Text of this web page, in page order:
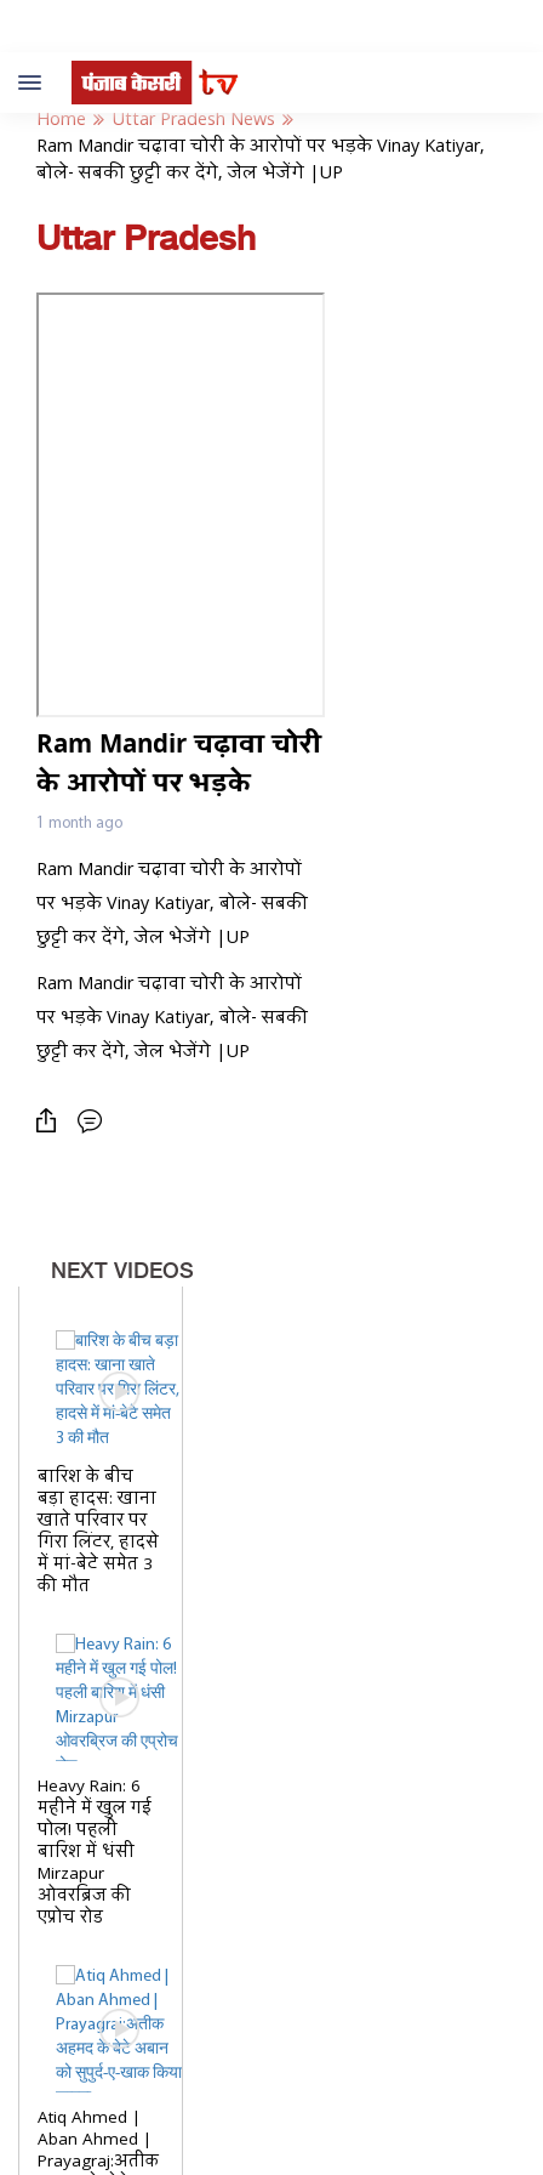
Toggle
navigation
Home
Uttar Pradesh News
Ram Mandir चढ़ावा चोरी के आरोपों पर भड़के Vinay Katiyar,
बोले- सबकी छुट्टी कर देंगे, जेल भेजेंगे |UP
Uttar Pradesh
Ram Mandir चढ़ावा चोरी
के आरोपों पर भड़के
Vinay Katiyar, बोले-
सबकी छुट्टी कर देंगे, जेल
भेजेंगे |UP
1 month ago
Ram Mandir चढ़ावा चोरी के आरोपों
पर भड़के Vinay Katiyar, बोले- सबकी
छुट्टी कर देंगे, जेल भेजेंगे |UP
Ram Mandir चढ़ावा चोरी के आरोपों
पर भड़के Vinay Katiyar, बोले- सबकी
छुट्टी कर देंगे, जेल भेजेंगे |UP
NEXT VIDEOS
बारिश के बीच
बड़ा हादस: खाना
खाते परिवार पर
गिरा लिंटर, हादसे
में मां-बेटे समेत 3
की मौत
Heavy Rain: 6
महीने में खुल गई
पोल! पहली
बारिश में धंसी
Mirzapur
ओवरब्रिज की
एप्रोच रोड
Atiq Ahmed |
Aban Ahmed |
Prayagraj:अतीक